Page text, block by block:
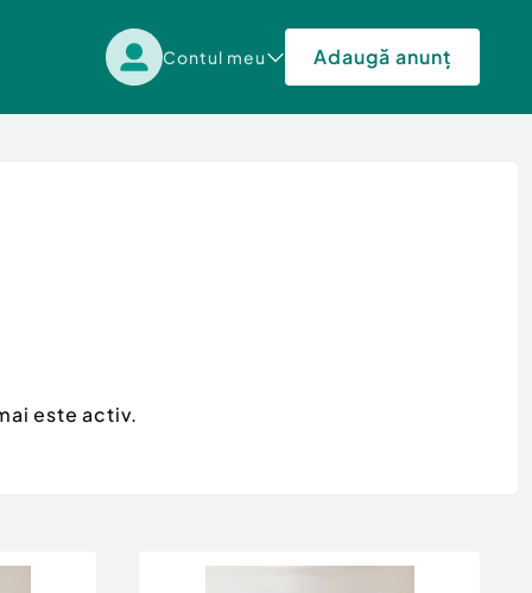
Contul meu Adaugă anunț
este activ.